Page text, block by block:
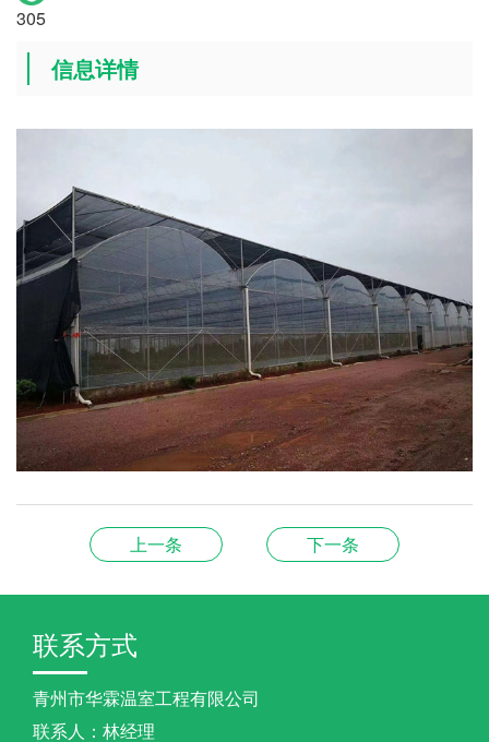
305
信息详情
上一条 下一条
联系方式
青州市华霖温室工程有限公司
联系人：林经理